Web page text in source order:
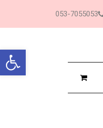
053-7055053